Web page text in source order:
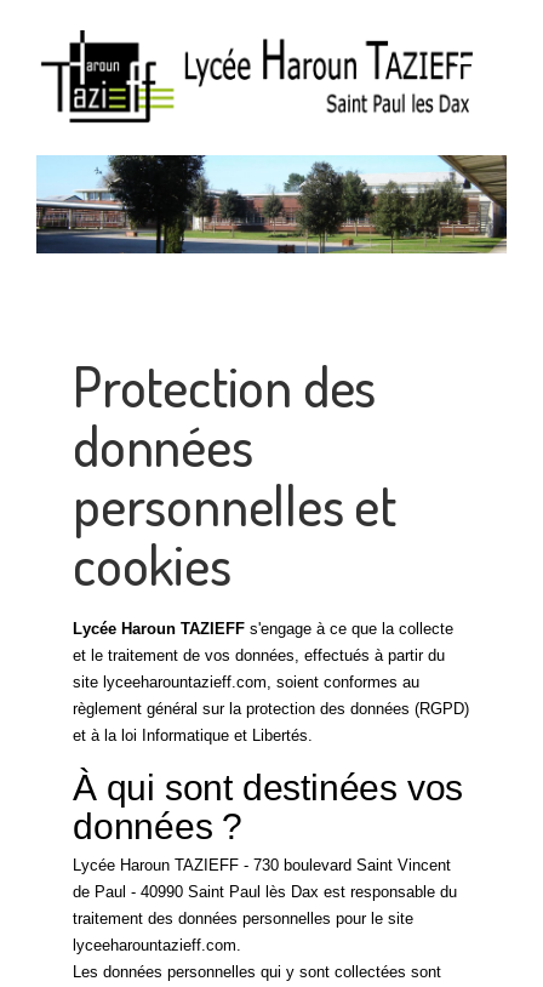
Protection des
données
personnelles et
cookies
Lycée Haroun TAZIEFF s'engage à ce que la collecte
et le traitement de vos données, effectués à partir du
site lyceeharountazieff.com, soient conformes au
règlement général sur la protection des données (RGPD)
et à la loi Informatique et Libertés.
À qui sont destinées vos
données ?
Lycée Haroun TAZIEFF - 730 boulevard Saint Vincent
de Paul - 40990 Saint Paul lès Dax est responsable du
traitement des données personnelles pour le site
lyceeharountazieff.com.
Les données personnelles qui y sont collectées sont